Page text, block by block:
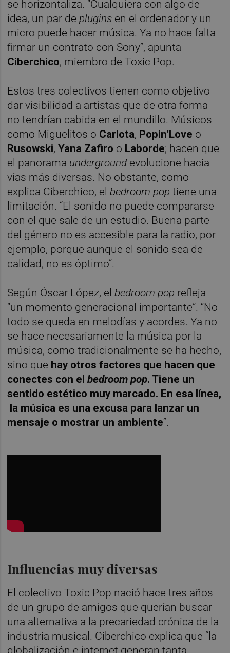
se horizontaliza. “Cualquiera con algo de
idea, un par deplugins en el ordenador y un
micro puede hacer música. Ya no hace falta
firmar un contrato con Sony”, apunta
Ciberchico, miembro de Toxic Pop.
Estos tres colectivos tienen como objetivo
dar visibilidad a artistas que de otra forma
no tendrían cabida en el mundillo. Músicos
como Miguelitos o Carlota, Popin’Love o
Rusowski,Yana Zafiro o Laborde; hacen que
el panorama underground evolucione hacia
vías más diversas. No obstante, como
explica Ciberchico, elbedroom pop tiene una
limitación. “El sonido no puede compararse
con el que sale de un estudio. Buena parte
del género no es accesible para la radio, por
ejemplo, porque aunque el sonido sea de
calidad, no es óptimo”.
Según Óscar López, elbedroom pop refleja
“un momento generacional importante”. “No
todo se queda en melodías y acordes. Ya no
se hace necesariamente la música por la
música, como tradicionalmente se ha hecho,
sino que hay otros factores que hacen que
conectes con elbedroom pop. Tiene un
sentido estético muy marcado. En esa línea,
la música es una excusa para lanzar un
mensaje o mostrar un ambiente”.
Influencias muy diversas
El colectivo Toxic Pop nació hace tres años
de un grupo de amigos que querían buscar
una alternativa a la precariedad crónica de la
industria musical. Ciberchico explica que “la